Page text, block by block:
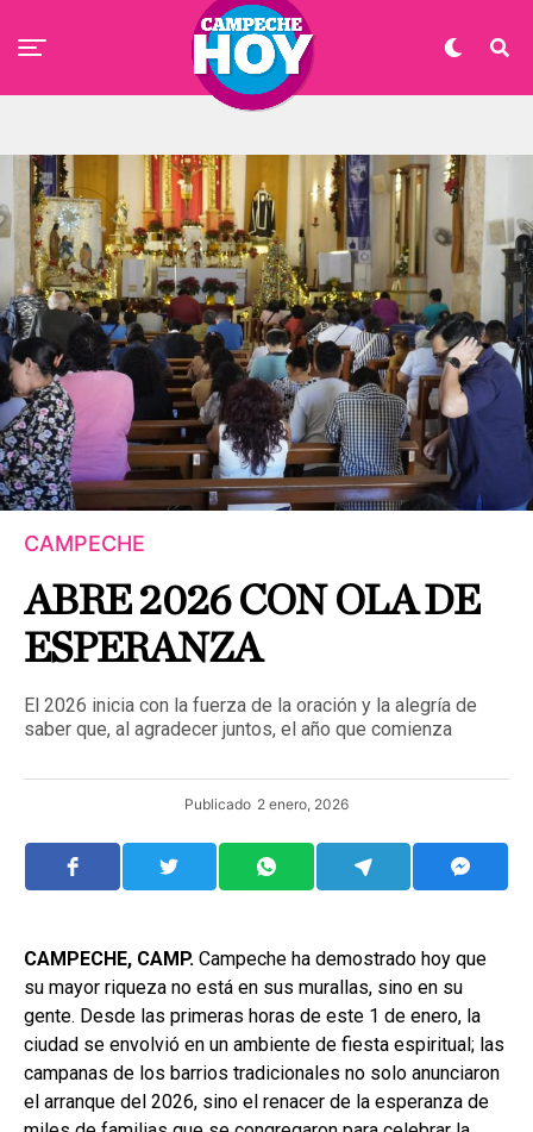
CAMPECHE
ABRE 2026 CON OLA DE
ESPERANZA
El 2026 inicia con la fuerza de la oración y la alegría de
saber que, al agradecer juntos, el año que comienza
Publicado 2 enero, 2026
CAMPECHE, CAMP. Campeche ha demostrado hoy que
su mayor riqueza no está en sus murallas, sino en su
gente. Desde las primeras horas de este 1 de enero, la
ciudad se envolvió en un ambiente de fiesta espiritual; las
campanas de los barrios tradicionales no solo anunciaron
el arranque del 2026, sino el renacer de la esperanza de